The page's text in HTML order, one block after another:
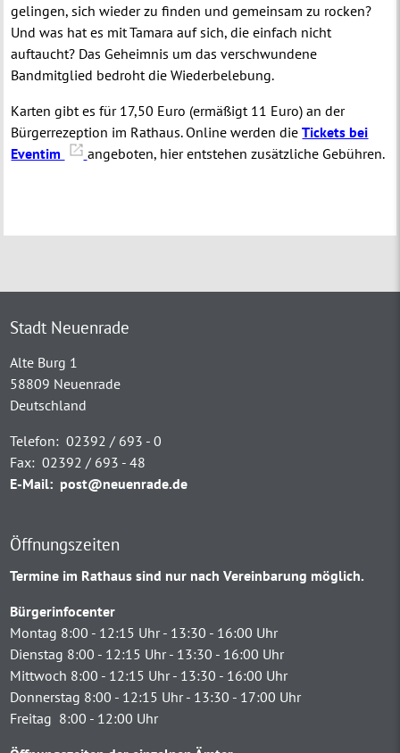
gelingen, sich wieder zu finden und gemeinsam zu rocken?
Und was hat es mit Tamara auf sich, die einfach nicht
auftaucht? Das Geheimnis um das verschwundene
Bandmitglied bedroht die Wiederbelebung.
Karten gibt es für 17,50 Euro (ermäßigt 11 Euro) an der
Bürgerrezeption im Rathaus. Online werden dieTickets bei
Eventim
angeboten, hier entstehen zusätzliche Gebühren.
Stadt Neuenrade
Alte Burg 1
58809 Neuenrade
Deutschland
Telefon: 02392 / 693 - 0
Fax: 02392 / 693 - 48
E-Mail: post@neuenrade.de
Öffnungszeiten
Termine im Rathaus sind nur nach Vereinbarung möglich.
Bürgerinfocenter
Montag 8:00 - 12:15 Uhr - 13:30 - 16:00 Uhr
Dienstag 8:00 - 12:15 Uhr - 13:30 - 16:00 Uhr
Mittwoch 8:00 - 12:15 Uhr - 13:30 - 16:00 Uhr
Donnerstag 8:00 - 12:15 Uhr - 13:30 - 17:00 Uhr
Freitag 8:00 - 12:00 Uhr